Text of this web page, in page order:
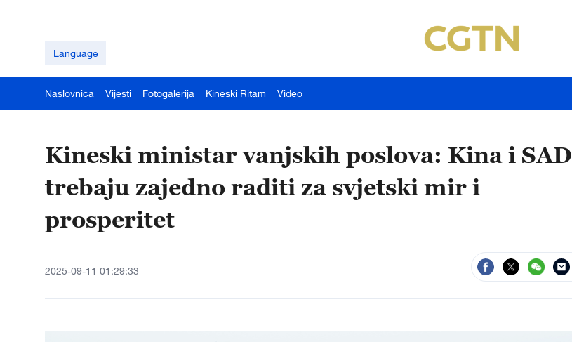
Language
Naslovnica Vijesti Fotogalerija Kineski Ritam Video
Kineski ministar vanjskih poslova: Kina i SAD
trebaju zajedno raditi za svjetski mir i
prosperitet
2025-09-11 01:29:33